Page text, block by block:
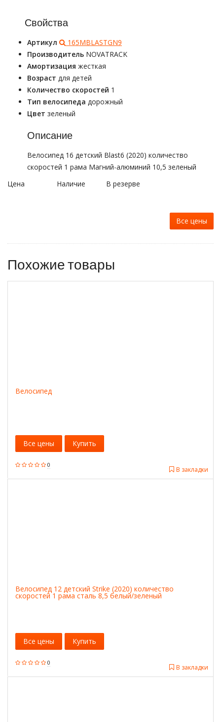
Свойства
Артикул
165MBLASTGN9
Производитель NOVATRACK
Амортизация жесткая
Возраст для детей
Количество скоростей 1
Тип велосипеда дорожный
Цвет зеленый
Описание
Велосипед 16 детский Blast6 (2020) количество
скоростей 1 рама Магний-алюминий 10,5 зеленый
Цена
Наличие В резерве
Все цены
Похожие товары
Велосипед
0
В закладки
Все цены Купить
Велосипед 12 детский Strike (2020) количество
скоростей 1 рама сталь 8,5 белый/зеленый
0
В закладки
Все цены Купить